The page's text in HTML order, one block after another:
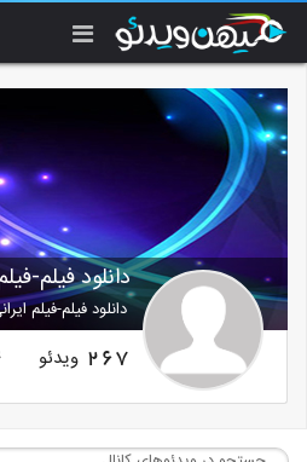
دانلود فیلم-
دانلود فیلم-فیلم
267 ویدئو